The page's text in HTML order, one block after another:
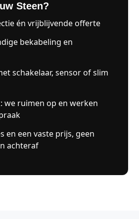
Steen?
én vrijblijvende offerte
bekabeling en
schakelaar, sensor of slim
we ruimen op en werken
en een vaste prijs, geen
achteraf